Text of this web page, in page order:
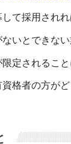
て採用され
いとできな
定されること
格者の方がど